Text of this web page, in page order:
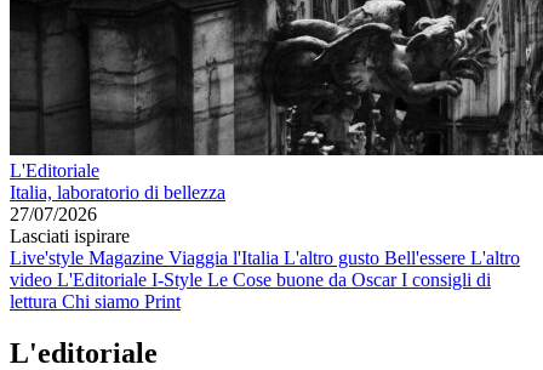
L'Editoriale
Italia, laboratorio di bellezza
27/07/2026
Lasciati ispirare
Live'style Magazine Viaggia l'Italia L'altro gusto Bell'essere L'altro
video L'Editoriale I-Style Le Cose buone da OscarI consigli di
lettura Chi siamo Print
L'editoriale